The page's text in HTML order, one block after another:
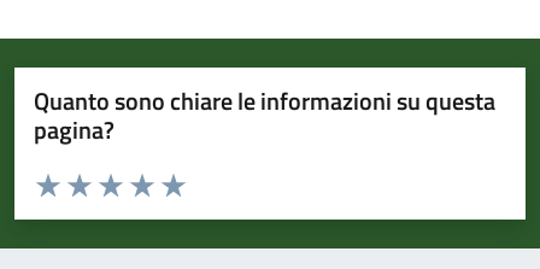
Quanto sono chiare le informazioni su questa
pagina?
Valuta da 1 a 5 stelle la pagina
Valuta 5 stelle su 5
Valuta 4 stelle su 5
Valuta 3 stelle su 5
Valuta 2 stelle su 5
Valuta 1 stelle su 5